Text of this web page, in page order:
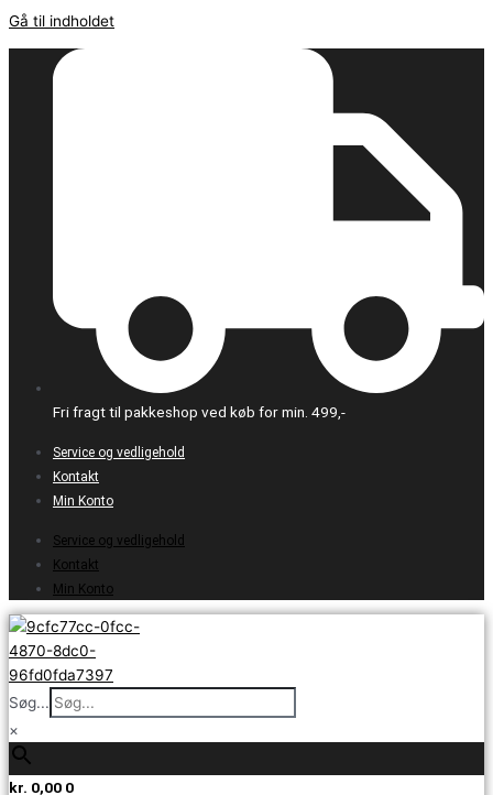
Gå til indholdet
Fri fragt til pakkeshop ved køb for min. 499,-
Service og vedligehold
Kontakt
Min Konto
Service og vedligehold
Kontakt
Min Konto
Søg...
×
kr. 0,00 0